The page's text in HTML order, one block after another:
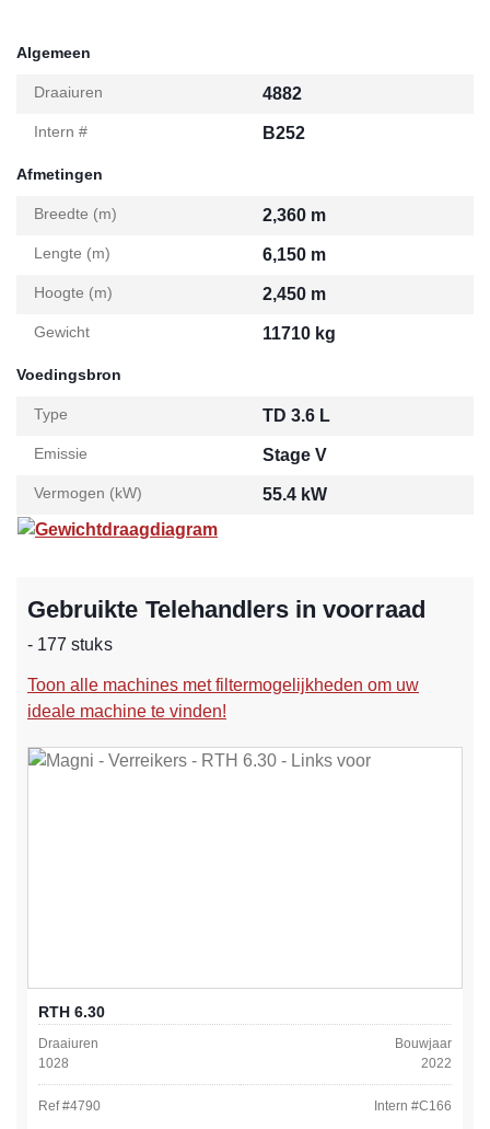
Algemeen
Draaiuren 4882
Intern # B252
Afmetingen
Breedte (m) 2,360 m
Lengte (m) 6,150 m
Hoogte (m) 2,450 m
Gewicht 11710 kg
Voedingsbron
Type TD 3.6 L
Emissie Stage V
Vermogen (kW)
55.4 kW
Gewichtdraagdiagram
Gebruikte Telehandlers in voorraad
- 177 stuks
Toon alle machines met filtermogelijkheden om uw
ideale machine te vinden!
RTH 6.30
Draaiuren
1028
Bouwjaar
2022
Ref #4790 Intern #C166